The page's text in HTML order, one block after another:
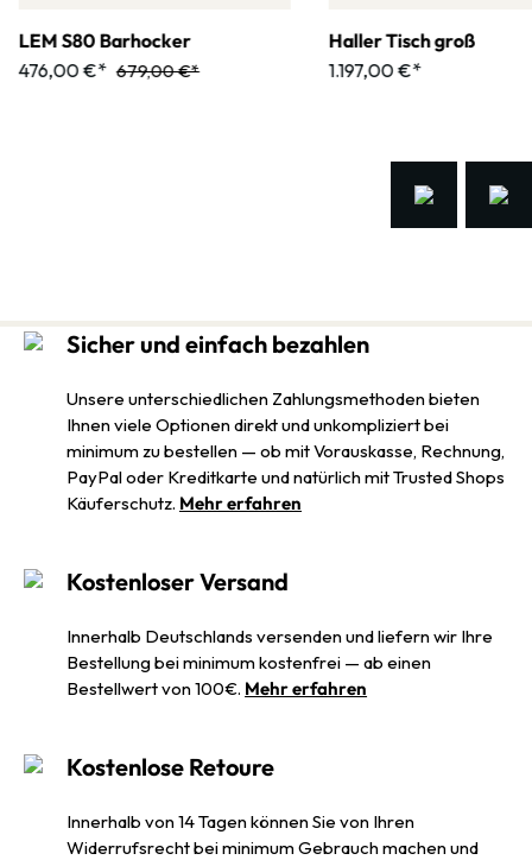
LEM S80 Barhocker
476,00 €* 679,00 €*
Haller Tisch groß
1.197,00 €*
Sicher und einfach bezahlen
Unsere unterschiedlichen Zahlungsmethoden bieten
Ihnen viele Optionen direkt und unkompliziert bei
minimum zu bestellen — ob mit Vorauskasse, Rechnung,
PayPal oder Kreditkarte und natürlich mit Trusted Shops
Käuferschutz. Mehr erfahren
Kostenloser Versand
Innerhalb Deutschlands versenden und liefern wir Ihre
Bestellung bei minimum kostenfrei — ab einen
Bestellwert von 100€. Mehr erfahren
Kostenlose Retoure
Innerhalb von 14 Tagen können Sie von Ihren
Widerrufsrecht bei minimum Gebrauch machen und